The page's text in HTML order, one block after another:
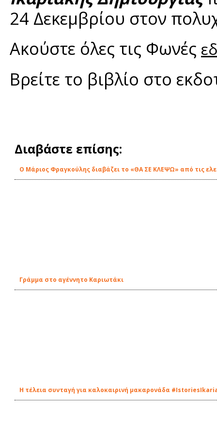
24 Δεκεμβρίου στον
Ακούστε όλες τις Φωνές
Βρείτε το βιβλίο στο
Διαβάστε επίσης:
O Μάριος Φραγκούλης διαβάζει το «ΘΑ ΣΕ ΚΛΕΨΩ» από τις
Γράμμα στο αγέννητο Καριωτάκι
Η τέλεια συνταγή για καλοκαιρινή μακαρονάδα